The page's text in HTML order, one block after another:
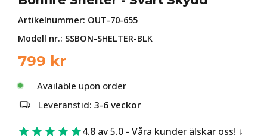
Artikelnummer: OUT-70-655
Modell nr.: SSBON-SHELTER-BLK
799 kr
Available upon order
Leveranstid: 3-6 veckor
4.8 av 5.0 - Våra kunder älskar oss!